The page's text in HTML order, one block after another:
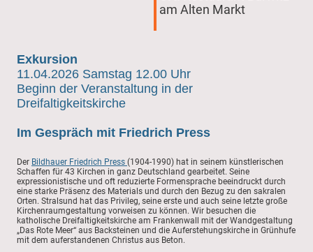
am Alten Markt
Exkursion
11.04.2026 Samstag 12.00 Uhr
Beginn der Veranstaltung in der
Dreifaltigkeitskirche
Im Gespräch mit Friedrich Press
Der Bildhauer Friedrich Press (1904-1990) hat in seinem künstlerischen
Schaffen für 43 Kirchen in ganz Deutschland gearbeitet. Seine
expressionistische und oft reduzierte Formensprache beeindruckt durch
eine starke Präsenz des Materials und durch den Bezug zu den sakralen
Orten. Stralsund hat das Privileg, seine erste und auch seine letzte große
Kirchenraumgestaltung vorweisen zu können. Wir besuchen die
katholische Dreifaltigkeitskirche am Frankenwall mit der Wandgestaltung
„Das Rote Meer“ aus Backsteinen und die Auferstehungskirche in Grünhufe
mit dem auferstandenen Christus aus Beton.